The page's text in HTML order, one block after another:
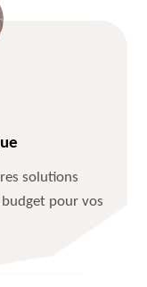
solutions
pour vos